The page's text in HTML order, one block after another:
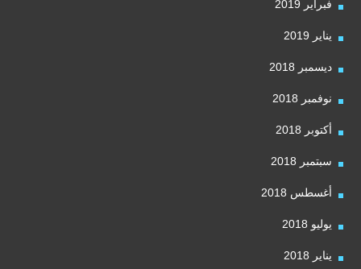
فبراير 2019
يناير 2019
ديسمبر 2018
نوفمبر 2018
أكتوبر 2018
سبتمبر 2018
أغسطس 2018
يوليو 2018
يناير 2018